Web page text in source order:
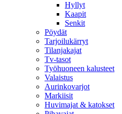
Hyllyt
Kaapit
Senkit
Pöydät
Tarjoilukärryt
Tilanjakajat
Tv-tasot
Työhuoneen kalusteet
Valaistus
Aurinkovarjot
Markiisit
Huvimajat & katokset